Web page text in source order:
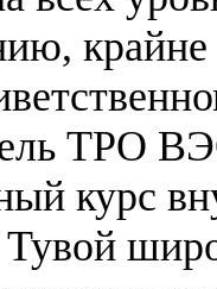
ТРО
курс
Тувой